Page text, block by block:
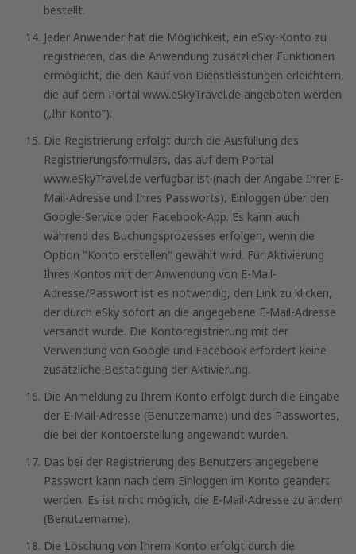
bestellt.
Jeder Anwender hat die Möglichkeit, ein eSky-Konto zu
registrieren, das die Anwendung zusätzlicher Funktionen
ermöglicht, die den Kauf von Dienstleistungen erleichtern,
die auf dem Portal www.eSkyTravel.de angeboten werden
(„Ihr Konto”).
Die Registrierung erfolgt durch die Ausfüllung des
Registrierungsformulars, das auf dem Portal
www.eSkyTravel.de verfügbar ist (nach der Angabe Ihrer E-
Mail-Adresse und Ihres Passworts), Einloggen über den
Google-Service oder Facebook-App. Es kann auch
während des Buchungsprozesses erfolgen, wenn die
Option "Konto erstellen" gewählt wird. Für Aktivierung
Ihres Kontos mit der Anwendung von E-Mail-
Adresse/Passwort ist es notwendig, den Link zu klicken,
der durch eSky sofort an die angegebene E-Mail-Adresse
versandt wurde. Die Kontoregistrierung mit der
Verwendung von Google und Facebook erfordert keine
zusätzliche Bestätigung der Aktivierung.
Die Anmeldung zu Ihrem Konto erfolgt durch die Eingabe
der E-Mail-Adresse (Benutzername) und des Passwortes,
die bei der Kontoerstellung angewandt wurden.
Das bei der Registrierung des Benutzers angegebene
Passwort kann nach dem Einloggen im Konto geändert
werden. Es ist nicht möglich, die E-Mail-Adresse zu ändern
(Benutzername).
Die Löschung von Ihrem Konto erfolgt durch die